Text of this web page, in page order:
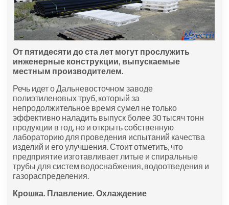
От пятидесяти до ста лет могут прослужить
инженерные конструкции, выпускаемые
местным производителем.
Речь идет о Дальневосточном заводе
полиэтиленовых труб, который за
непродолжительное время сумел не только
эффективно наладить выпуск более 30 тысяч тонн
продукции в год, но и открыть собственную
лабораторию для проведения испытаний качества
изделий и его улучшения. Стоит отметить, что
предприятие изготавливает литые и спиральные
трубы для систем водоснабжения, водоотведения и
газораспределения.
Крошка. Плавление. Охлаждение